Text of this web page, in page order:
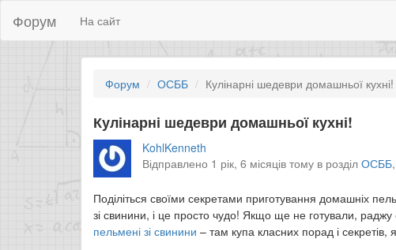
Форум На сайт
Форум ОСББ Кулінарні шедеври домашньої кухні!
Кулінарні шедеври домашньої кухні!
KohlKenneth
Відправлено 1 рік, 6 місяців тому в розділОСББ,
Поділіться своїми секретами приготування домашніх
зі свинини, і це просто чудо! Якщо ще не готували, раджу
пельмені зі свинини – там купа класних порад і секретів,